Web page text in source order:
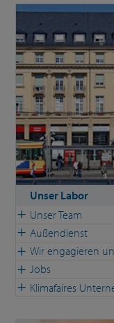
Unser Labor
Unser Team
Außendienst
Wir engagieren
Jobs
Klimafaires